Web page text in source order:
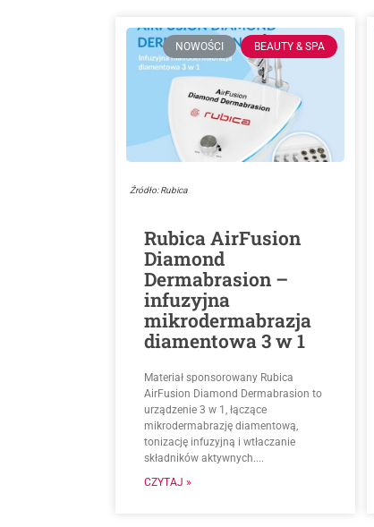
NOWOŚCI BEAUTY & SPA
Źródło: Rubica
Rubica AirFusion
Diamond
Dermabrasion –
infuzyjna
mikrodermabrazja
diamentowa 3 w 1
Materiał sponsorowany Rubica
AirFusion Diamond Dermabrasion to
urządzenie 3 w 1, łączące
mikrodermabrazję diamentową,
tonizację infuzyjną i wtłaczanie
składników aktywnych....
CZYTAJ »